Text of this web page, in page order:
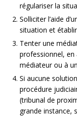
régulariser la
Solliciter l’aide
situation et
Tenter une
professionnel, en
médiateur ou à
Si aucune
procédure
(tribunal de
grande instance,